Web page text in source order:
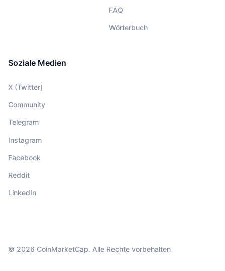
FAQ
Wörterbuch
Soziale Medien
X (Twitter)
Community
Telegram
Instagram
Facebook
Reddit
LinkedIn
© 2026 CoinMarketCap. Alle Rechte vorbehalten